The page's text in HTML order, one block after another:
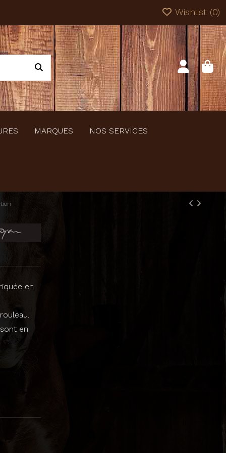
Wishlist (0)
MARQUES NOS SERVICES
en
en